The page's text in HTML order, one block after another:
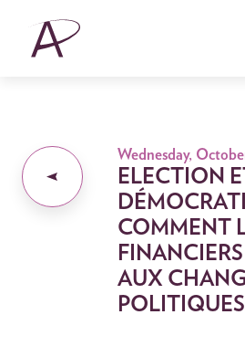
Wednesday,
ELECTION
COMMENT
AUX
POLITIQUES